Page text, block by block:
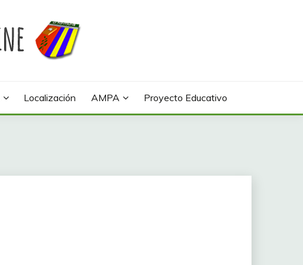
Localización AMPA Proyecto Educativo